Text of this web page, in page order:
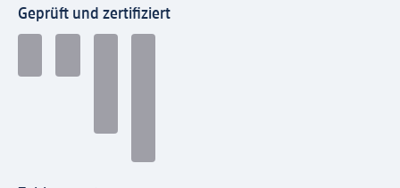
Geprüft und zertifiziert